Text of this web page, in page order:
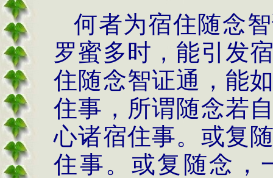
何者为宿住随念
罗蜜多时，能引发
住随念智证通，能
住事，所谓随念若
心诸宿住事。或复
住事。或复随念，